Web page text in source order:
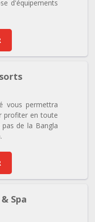
d'équipements
vous permettra
profiter en toute
de la Bangla
Spa